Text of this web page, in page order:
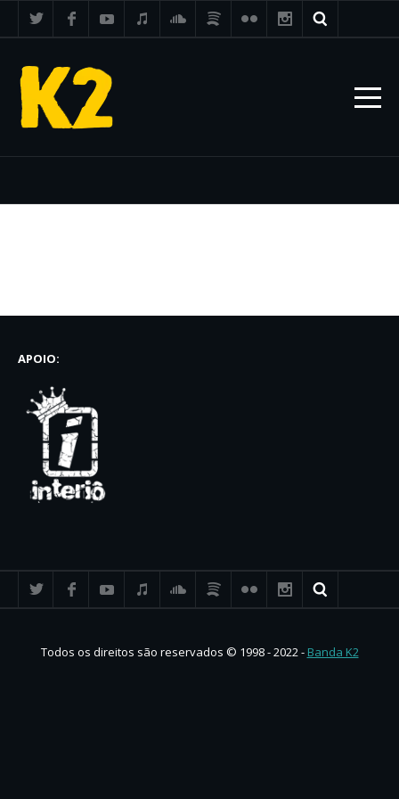
APOIO:
Todos os direitos são reservados © 1998 - 2022 - Banda K2